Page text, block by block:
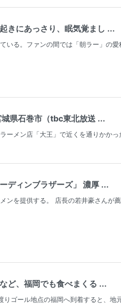
きにあっさり、眠気覚まし ...
いる。ファンの間では「朝ラー」の
県石巻市（tbc東北放送 ...
ーメン店「大王」で近くを通りかか
ディンブラザーズ」 濃厚 ...
ンを提供する。 店長の若井豪さんが
ど、福岡でも食べまくる ...
ゴール地点の福岡へ到着すると、